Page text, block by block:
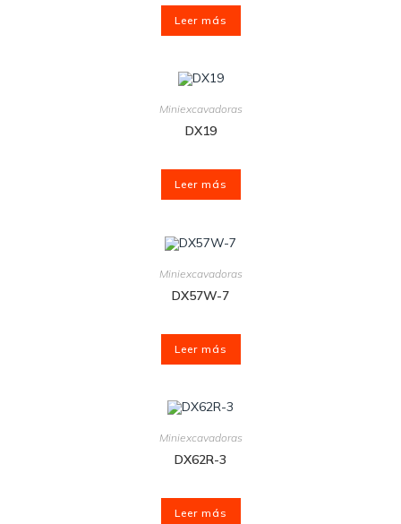
Leer más
Miniexcavadoras
DX19
Leer más
Miniexcavadoras
DX57W-7
Leer más
Miniexcavadoras
DX62R-3
Leer más